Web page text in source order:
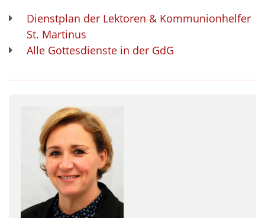
Dienstplan der Lektoren & Kommunionhelfer
St. Martinus
Alle Gottesdienste in der GdG